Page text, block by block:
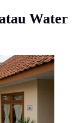
Water